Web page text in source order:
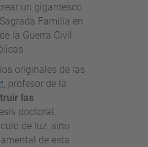
un gigantesco
Familia en
la Guerra Civil
originales de las
, profesor de la
las
doctoral.
de luz, sino
de esta